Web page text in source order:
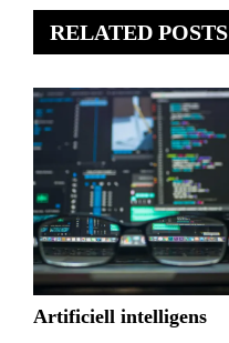
RELATED POSTS
Artificiell intelligens